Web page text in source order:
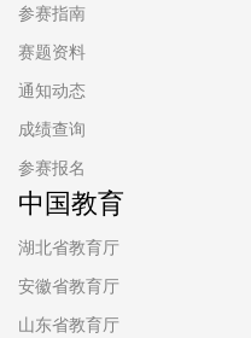
参赛指南
赛题资料
通知动态
成绩查询
参赛报名
中国教育
湖北省教育厅
安徽省教育厅
山东省教育厅